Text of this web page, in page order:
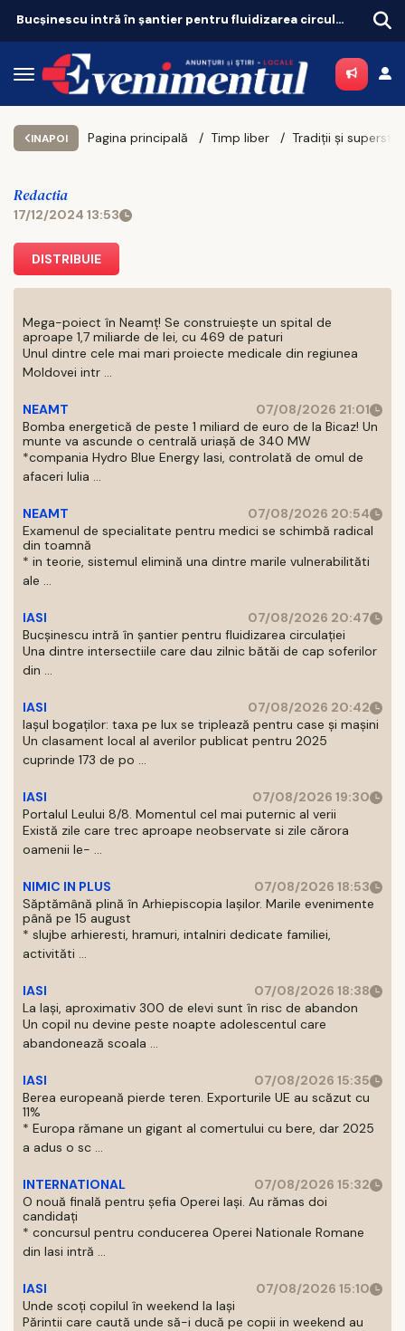
Bucșinescu intră în șantier pentru fluidizarea circulației Iașul bogaților: taxa pe lux se triplează pentru case și mașini
INAPOI Pagina principală Timp liber
Redactia
17/12/2024 13:53
DISTRIBUIE
Mega-poiect în Neamț! Se construiește un spital de
aproape 1,7 miliarde de lei, cu 469 de paturi
Unul dintre cele mai mari proiecte medicale din regiunea
Moldovei intr ...
NEAMT
07/08/2026 21:01
Bomba energetică de peste 1 miliard de euro de la Bicaz! Un
munte va ascunde o centrală uriașă de 340 MW
*compania Hydro Blue Energy Iasi, controlată de omul de
afaceri Iulia ...
NEAMT
07/08/2026 20:54
Examenul de specialitate pentru medici se schimbă radical
din toamnă
* in teorie, sistemul elimină una dintre marile vulnerabilităti
ale ...
IASI
07/08/2026 20:47
Bucșinescu intră în șantier pentru fluidizarea circulației
Una dintre intersectiile care dau zilnic bătăi de cap soferilor
din ...
IASI
07/08/2026 20:42
Iașul bogaților: taxa pe lux se triplează pentru case și mașini
Un clasament local al averilor publicat pentru 2025
cuprinde 173 de po ...
IASI
07/08/2026 19:30
Portalul Leului 8/8. Momentul cel mai puternic al verii
Există zile care trec aproape neobservate si zile cărora
oamenii le- ...
NIMIC IN PLUS
07/08/2026 18:53
Săptămână plină în Arhiepiscopia Iașilor. Marile evenimente
până pe 15 august
* slujbe arhieresti, hramuri, intalniri dedicate familiei,
activităti ...
IASI
07/08/2026 18:38
La Iași, aproximativ 300 de elevi sunt în risc de abandon
Un copil nu devine peste noapte adolescentul care
abandonează scoala ...
IASI
07/08/2026 15:35
Berea europeană pierde teren. Exporturile UE au scăzut cu
11%
* Europa rămane un gigant al comertului cu bere, dar 2025
a adus o sc ...
INTERNATIONAL
07/08/2026 15:32
O nouă finală pentru șefia Operei Iași. Au rămas doi
candidați
* concursul pentru conducerea Operei Nationale Romane
din Iasi intră ...
IASI
07/08/2026 15:10
Unde scoți copilul în weekend la Iași
Părintii care caută unde să-i ducă pe copii in weekend au